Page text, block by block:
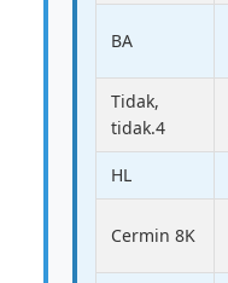
BA
Tidak,
tidak.4
HL
Cermin 8K